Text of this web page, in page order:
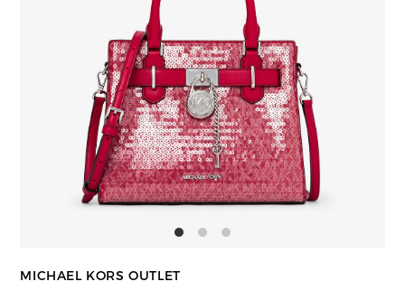
MICHAEL KORS OUTLET